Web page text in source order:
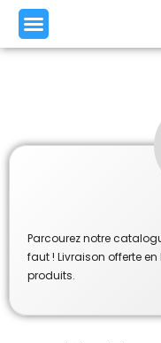
Parcourez notre
faut ! Livraison offerte
produits.